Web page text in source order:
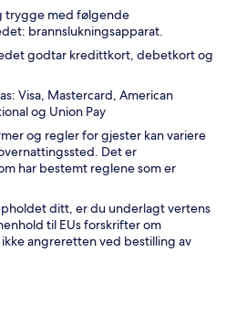
trygge med følgende
brannslukningsapparat.
godtar kredittkort, debetkort og
Visa, Mastercard, American
og Union Pay
og regler for gjester kan variere
Det er
har bestemt reglene som er
ditt, er du underlagt vertens
til EUs forskrifter om
angreretten ved bestilling av